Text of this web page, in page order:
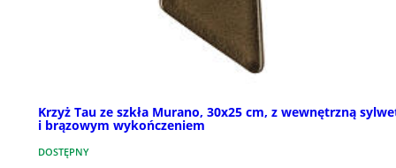
Krzyż Tau ze szkła Murano, 30x25 cm, z wewnętrzną
i brązowym wykończeniem
DOSTĘPNY